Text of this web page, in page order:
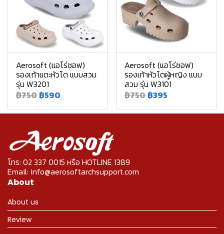
Aerosoft (แอโร่ซอฟ)
รองเท้าแตะหัวโต แบบสวม
รุ่น W3201
฿750 ฿590
Aerosoft (แอโร่ซอฟ)
รองเท้าหัวโตผู้หญิง แบบ
สวม รุ่น W3101
฿750 ฿395
โทร: 02 337 0015 หรือ HOTLINE 1389
Email: info@aerosoftarchsupport.com
About
About us
Review